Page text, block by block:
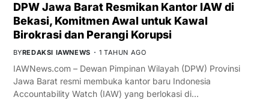
DPW Jawa Barat Resmikan Kantor IAW di
Bekasi, Komitmen Awal untuk Kawal
Birokrasi dan Perangi Korupsi
BYREDAKSI IAWNEWS 1 TAHUN AGO
IAWNews.com – Dewan Pimpinan Wilayah (DPW) Provinsi
Jawa Barat resmi membuka kantor baru Indonesia
Accountability Watch (IAW) yang berlokasi di…